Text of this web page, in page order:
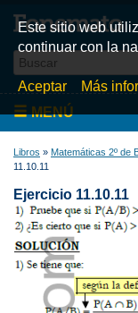
Inicio
Test
Libros
Fonemato
MENÚ
Libros » Matemáticas 2º de
11.10.11
Ejercicio 11.10.11
Este sitio web
continuar con la
Aceptar Más